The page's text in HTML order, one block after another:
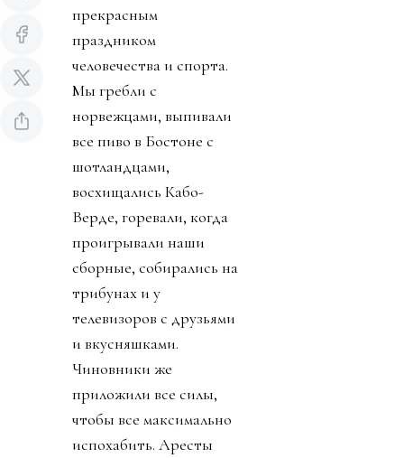
прекрасным
праздником
человечества и спорта.
Мы гребли с
норвежцами, выпивали
все пиво в Бостоне с
шотландцами,
восхищались Кабо-
Верде, горевали, когда
проигрывали наши
сборные, собирались на
трибунах и у
телевизоров с друзьями
и вкусняшками.
Чиновники же
приложили все силы,
чтобы все максимально
испохабить. Аресты